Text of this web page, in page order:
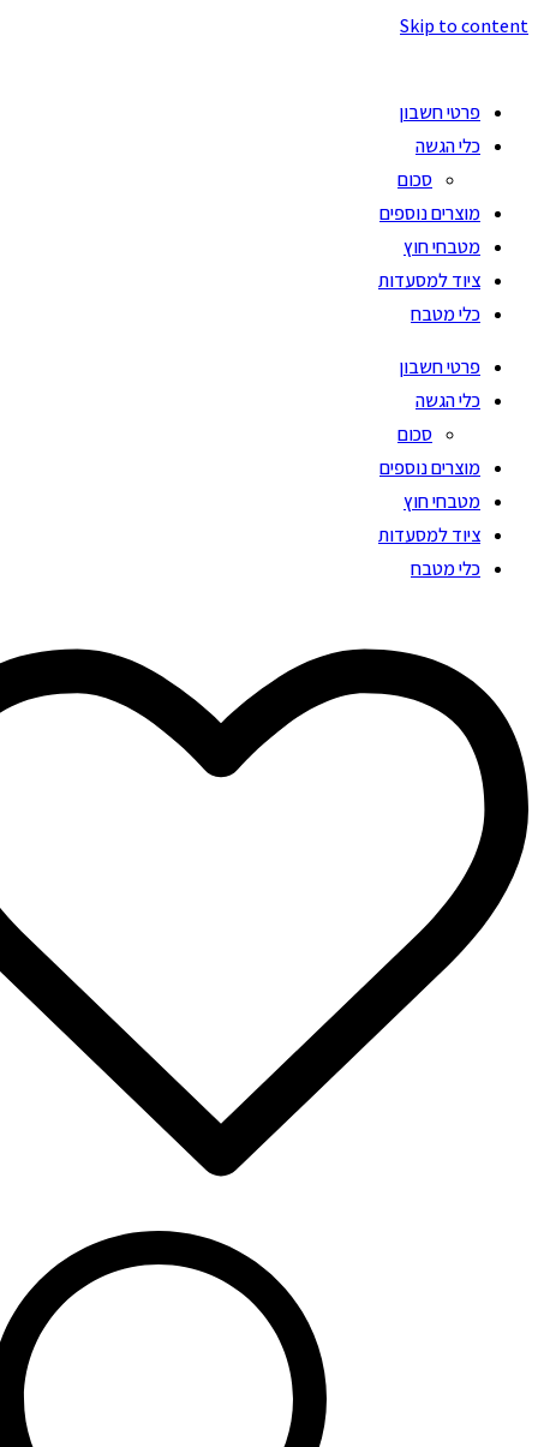
Skip to content
פרטי חשבון
כלי הגשה
סכום
מוצרים נוספים
מטבחי חוץ
ציוד למסעדות
כלי מטבח
פרטי חשבון
כלי הגשה
סכום
מוצרים נוספים
מטבחי חוץ
ציוד למסעדות
כלי מטבח